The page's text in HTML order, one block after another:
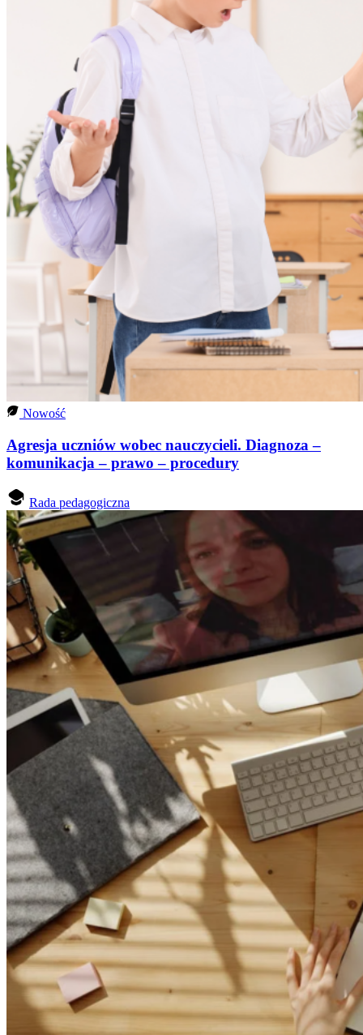
Nowość
Agresja uczniów wobec nauczycieli. Diagnoza –
komunikacja – prawo – procedury
Rada pedagogiczna